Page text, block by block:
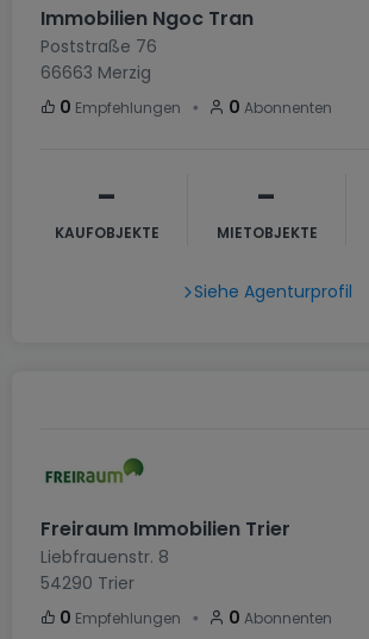
Immobilien Ngoc Tran
Poststraße 76
66663 Merzig
0 Empfehlungen ・ 0 Abonnenten
-
KAUFOBJEKTE
-
MIETOBJEKTE
Siehe Agenturprofil
Freiraum Immobilien Trier
Liebfrauenstr. 8
54290 Trier
0 Empfehlungen ・ 0 Abonnenten